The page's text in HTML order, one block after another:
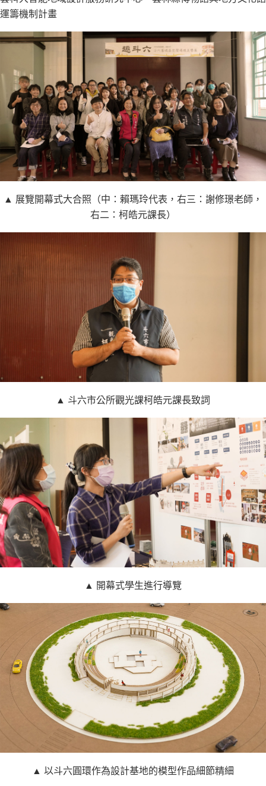
運籌機制計畫
▲ 展覽開幕式大合照（中：賴瑪玲代表，右三：謝修璟老師，
右二：柯皓元課長）
▲ 斗六市公所觀光課柯皓元課長致詞
▲ 開幕式學生進行導覽
▲ 以斗六圓環作為設計基地的模型作品細節精細